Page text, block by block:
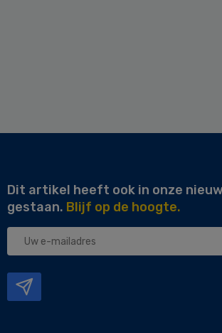
Dit artikel heeft ook in onze
gestaan. Blijf op de hoogte.
Uw